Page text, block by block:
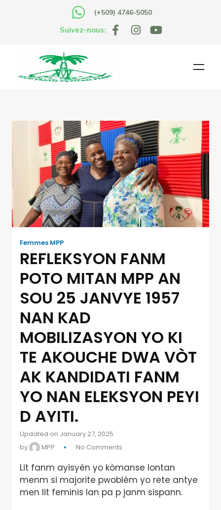
(+509) 4746-5050
Suivez-nous:
Femmes MPP
REFLEKSYON FANM
POTO MITAN MPP AN
SOU 25 JANVYE 1957
NAN KAD
MOBILIZASYON YO KI
TE AKOUCHE DWA VÒT
AK KANDIDATI FANM
YO NAN ELEKSYON PEYI
D AYITI.
Updated on January 27, 2025
by
MPP No Comments
Lit fanm ayisyèn yo kòmanse lontan
menm si majorite pwoblèm yo rete antye
men lit feminis lan pa p janm sispann.